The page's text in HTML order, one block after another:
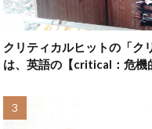
クリティカルヒットの「ク
は、英語の【critical：危機